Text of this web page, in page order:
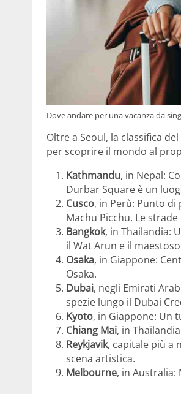
Dove andare per una vacanza da
Oltre a Seoul, la classifica del
per scoprire il mondo al
Kathmandu, in Nepal:
Durbar Square è un
Cusco, in Perù: Punto
Machu Picchu. Le
Bangkok, in Thailandia:
il Wat Arun e il
Osaka, in Giappone:
Osaka.
Dubai, negli Emirati
spezie lungo il Dubai
Kyoto, in Giappone: Un
Chiang Mai, in
Reykjavik, capitale più a
scena artistica.
Melbourne, in